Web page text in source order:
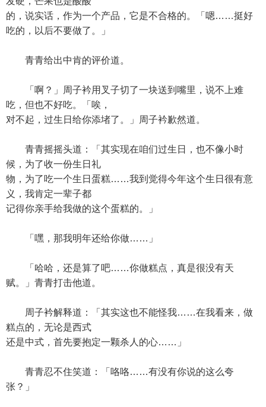
的，说实话，作为一个产品，它是不合格的。「嗯……挺好
吃的，以后不要做了。」
青青给出中肯的评价道。
「啊？」周子衿用叉子切了一块送到嘴里，说不上难
吃，但也不好吃。「唉，
对不起，过生日给你添堵了。」周子衿歉然道。
青青摇摇头道：「其实现在咱们过生日，也不像小时
候，为了收一份生日礼
物，为了吃一个生日蛋糕……我到觉得今年这个生日很有意
义，我肯定一辈子都
记得你亲手给我做的这个蛋糕的。」
「嘿，那我明年还给你做……」
「哈哈，还是算了吧……你做糕点，真是很没有天
赋。」青青打击他道。
周子衿解释道：「其实这也不能怪我……在我看来，做
糕点的，无论是西式
还是中式，首先要抱定一颗杀人的心……」
青青忍不住笑道：「咯咯……有没有你说的这么夸
张？」